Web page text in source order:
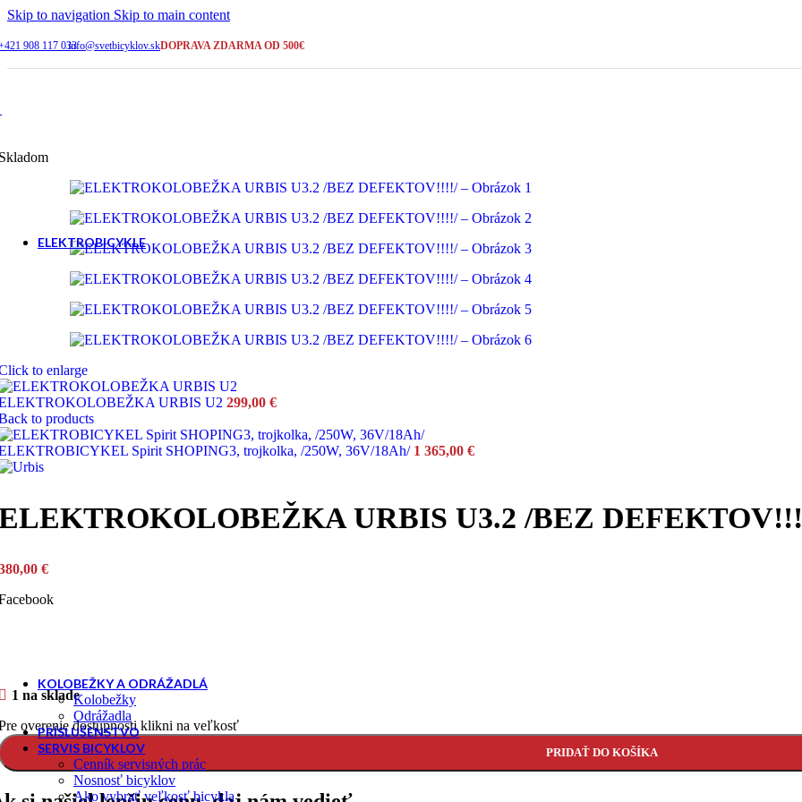
Skip to navigation Skip to main content
908 117 033info@svetbicyklov.skDOPRAVA ZDARMA OD 500€
ŠIROKÝ VÝBER
Galanta
SERVIS A PORADENSTVO
+421 908 117 033
ELEKTROBICYKLE
Cross a trekking
Horské - celoodpružené
Horské - MTB
Retro, klasicke, city
KOLOBEŽKY A ODRÁŽADLÁ
Kolobežky
Odrážadla
PRÍSLUŠENSTVO
SERVIS BICYKLOV
Cenník servisných prác
Nosnosť bicyklov
Ako vybrať veľkosť bicykla
to enlarge
URBIS U2 299,00 €
to products
Spirit SHOPING3, trojkolka, /250W, 36V/18Ah/ 1 365,00 €
URBIS U3.2 /BEZ
€
1 na sklade
overenie dostupnosti klikni na veľkosť
PRIDAŤ DO KOŠÍKA